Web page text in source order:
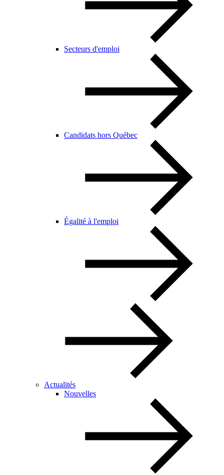
Secteurs d'emploi
Candidats hors Québec
Égalité à l'emploi
Actualités
Nouvelles